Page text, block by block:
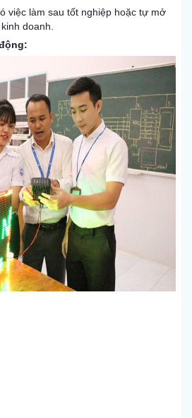
việc làm sau tốt nghiệp hoặc tự mở
doanh.